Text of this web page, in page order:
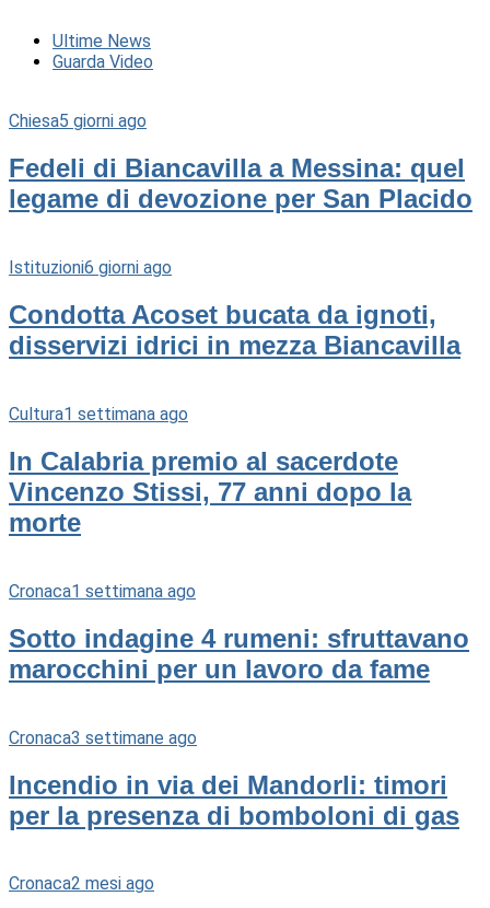
Ultime News
Guarda Video
Chiesa5 giorni ago
Fedeli di Biancavilla a Messina: quel
legame di devozione per San Placido
Istituzioni6 giorni ago
Condotta Acoset bucata da ignoti,
disservizi idrici in mezza Biancavilla
Cultura1 settimana ago
In Calabria premio al sacerdote
Vincenzo Stissi, 77 anni dopo la
morte
Cronaca1 settimana ago
Sotto indagine 4 rumeni: sfruttavano
marocchini per un lavoro da fame
Cronaca3 settimane ago
Incendio in via dei Mandorli: timori
per la presenza di bomboloni di gas
Cronaca2 mesi ago